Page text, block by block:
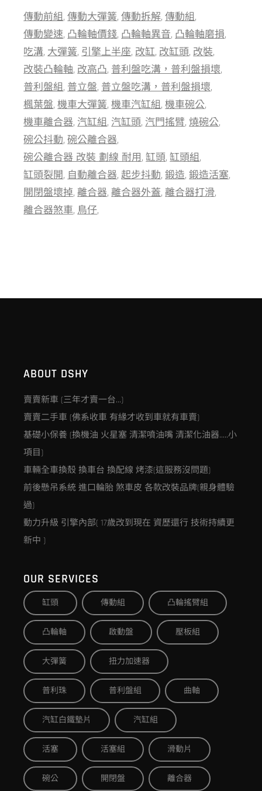
傳動前組 傳動大彈簧 傳動拆解 傳動組
傳動變速 凸輪軸價錢 凸輪軸異音 凸輪軸磨損
吃溝 大彈簧 引擎上半座 改缸 改缸頭 改裝
改裝凸輪軸 改高凸 普利盤吃溝，普利盤損壞
普利盤組 普立盤 普立盤吃溝，普利盤損壞
楓葉盤 機車大彈簧 機車汽缸組 機車碗公
機車離合器 汽缸組 汽缸頭 汽門搖臂 燒碗公
碗公抖動 碗公離合器
碗公離合器 改裝 劃線 耐用 缸頭 缸頭組
缸頭裂開 自動離合器 起步抖動 鍛造 鍛造活塞
開閉盤壞掉 離合器 離合器外蓋 離合器打滑
離合器煞車 鳥仔
ABOUT DSHY
賣賣新車 (三年才賣一台…)
賣賣二手車 (佛系收車 有緣才收到車就有車賣)
基礎小保養 (換機油 火星塞 清潔噴油嘴 清潔化油器…..小
項目)
車輛全車換殼 換車台 換配線 烤漆(這服務沒問題)
前後懸吊系統 進口輪胎 煞車皮 各款改裝品牌(親身體驗
過)
動力升級 引擎內部( 17歲改到現在 資歷還行 技術持續更
新中 )
OUR SERVICES
缸頭 傳動組 凸輪搖臂組
凸輪軸 啟動盤 壓板組
大彈簧 扭力加速器
普利珠 普利盤組 曲軸
汽缸白鐵墊片 汽缸組
活塞 活塞組 滑動片
碗公 開閉盤 離合器